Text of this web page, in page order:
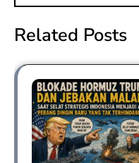
Related Posts